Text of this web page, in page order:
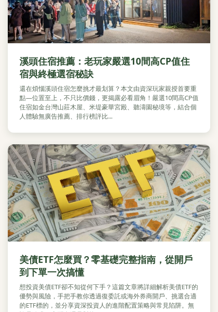
溪頭住宿推薦：老玩家嚴選10間高CP值住
宿與終極選宿秘訣
還在煩惱溪頭住宿怎麼挑才最划算？本文由資深玩家親授首要重
點—位置至上，不只比價錢，更揭露必看眉角！嚴選10間高CP值
住宿如金台灣山莊木屋、米堤豪華宮殿、聽濤園秘境等，結合個
人體驗無廣告推薦、排行榜評比...
美債ETF怎麼買？零基礎完整指南，從開戶
到下單一次搞懂
想投資美債ETF卻不知從何下手？這篇文章將詳細解析美債ETF的
優勢與風險，手把手教你透過復委託或海外券商開戶、挑選合適
的ETF標的，並分享資深投資人的進階配置策略與常見陷阱。無